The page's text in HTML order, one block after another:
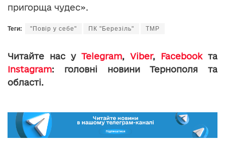
пригорща чудес».
Теги: "Повір у себе" ПК "Березіль" ТМР
Читайте нас у Telegram, Viber, Facebookта
Instagram: головні новини Тернополя та
області.